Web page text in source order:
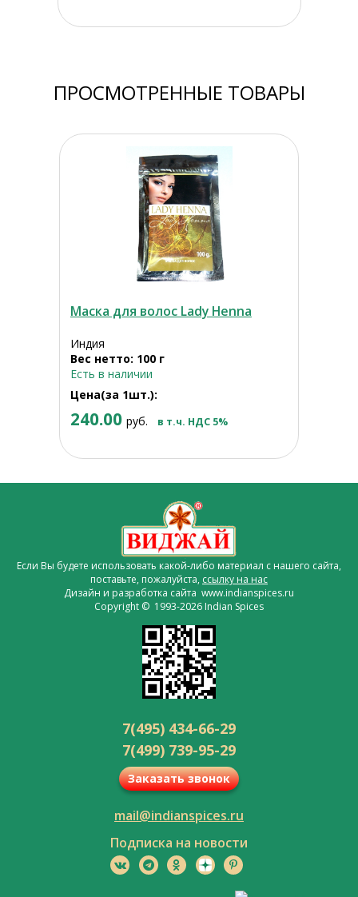
ПРОСМОТРЕННЫЕ ТОВАРЫ
Маска для волос Lady Henna
Индия
Вес нетто: 100 г
Есть в наличии
Цена(за 1шт.):
240.00 руб. в т.ч. НДС 5%
Если Вы будете использовать какой-либо материал с нашего сайта,
поставьте, пожалуйста, ссылку на нас
Дизайн и разработка сайта www.indianspices.ru
Copyright © 1993-2026 Indian Spices
7(495) 434-66-29
7(499) 739-95-29
Заказать звонок
mail@indianspices.ru
Подписка на новости